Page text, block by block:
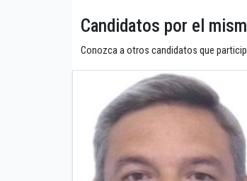
Candidatos por el
Conozca a otros candidatos que